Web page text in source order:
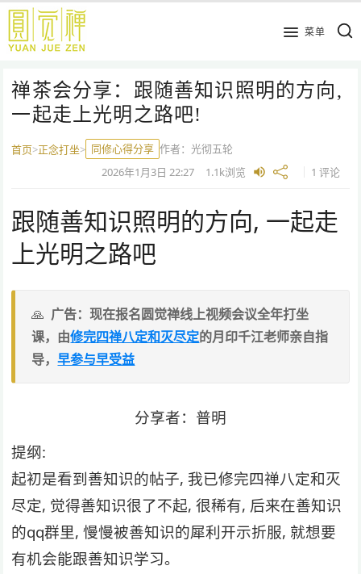
跳
主
内
菜单
禅茶会分享：跟随善知识照明的⽅向,
⼀起⾛上光明之路吧!
首页>正念打坐> 同修心得分享 作者：光彻五轮
2026年1月3日 22:27 1.1k浏览 1 评论
跟随善知识照明的⽅向, ⼀起⾛
上光明之路吧
广告：现在报名圆觉禅线上视频会议全年打坐
课，由修完四禅八定和灭尽定的月印千江老师亲自指
导，早参与早受益
分享者：普明
提纲:
起初是看到善知识的帖⼦, 我已修完四禅⼋定和灭
尽定, 觉得善知识很了不起, 很稀有, 后来在善知识
的qq群⾥, 慢慢被善知识的犀利开示折服, 就想要
有机会能跟善知识学习｡